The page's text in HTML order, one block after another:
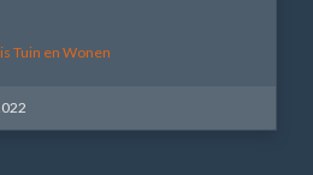
Tuin en Wonen